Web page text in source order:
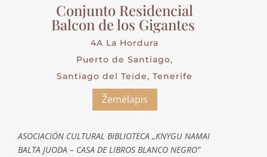
Conjunto Residencial
Balcon de los Gigantes
4A La Hordura
Puerto de Santiago,
Santiago del Teide, Tenerife
Žemėlapis
ASOCIACIÓN CULTURAL BIBLIOTECA „KNYGU NAMAI
BALTA JUODA – CASA DE LIBROS BLANCO NEGRO”